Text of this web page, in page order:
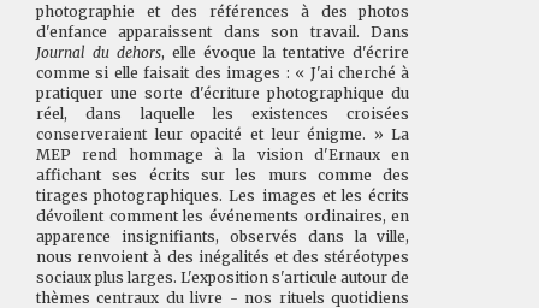
photographie et des références à des photos
d'enfance apparaissent dans son travail. Dans
Journal du dehors, elle évoque la tentative d'écrire
comme si elle faisait des images : « J'ai cherché à
pratiquer une sorte d'écriture photographique du
réel, dans laquelle les existences croisées
conserveraient leur opacité et leur énigme. » La
MEP rend hommage à la vision d'Ernaux en
affichant ses écrits sur les murs comme des
tirages photographiques. Les images et les écrits
dévoilent comment les événements ordinaires, en
apparence insignifiants, observés dans la ville,
nous renvoient à des inégalités et des stéréotypes
sociaux plus larges. L'exposition s'articule autour de
thèmes centraux du livre - nos rituels quotidiens